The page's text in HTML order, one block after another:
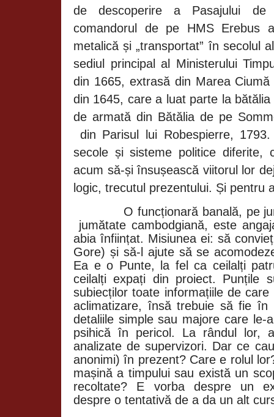
de descoperire a Pasajului de
comandorul de pe HMS Erebus
metalică și „transportat” în secolul
sediul principal al Ministerului
din 1665, extrasă din Marea
din 1645, care a luat parte la
de armată din Bătălia de pe
din Parisul lui Robespierre,
secole și sisteme politice diferite,
acum să-și însușească viitorul lor
logic, trecutul prezentului. Și pentru
O funcționară banală, pe
jumătate cambodgiană, este
abia înființat. Misiunea ei: să
Gore) și să-l ajute să se
Ea e o Punte, la fel ca ceilalți
ceilalți expați din proiect. Punțile
subiecților toate informațiile de
aclimatizare, însă trebuie să fie
detaliile simple sau majore care le-
psihică în pericol. La rândul lor,
analizate de supervizori. Dar ce
anonimi) în prezent? Care e rolul
mașină a timpului sau există un
recoltate? E vorba despre un
despre o tentativă de a da un alt